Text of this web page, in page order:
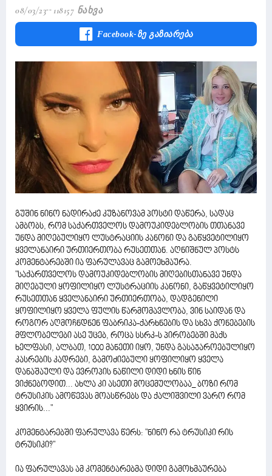
08/03/23 118157 Ნახვა
Facebook-Ზე Გაზიარება
გუშინ ნინო ნადირაძე კუზანოვამ პოსტი დაწერა, სადაც
ამბობს, რომ საქართველოს დამოუკიდებლობის თთანავე
უნდა მიღებულიყო ლუსტრაციის კანონი და გაწყვეტილიყო
ყველანაირი ურთიერთობა რუსეთთან. აღნიშნულ პოსტს
კომენტარებში ია ფარულავაც გამოეხმაურა.
"საქართველოს დამოუკიდებლობის მიღებისთანავე უნდა
მიღებული ყოფილიყო ლუსტრაციის კანონი, გაწყვეტილიყო
რუსეთთან ყველანაირი ურთიერთობა, დადგენილი
ყოფილიყო ყველა ფულის წარმომავლობა, ვინ საიდან და
როგორ აღმოჩნდნენ ფაბრიკა-ქარხნების და სხვა ქონებების
მფლობელები ასე უცებ, როცა სსრკ-ს პირობებში მაქს
ხელფასი, ალბათ, 1000 მანეთი იყო, უნდა გასაჯაროებულიყო
კასრების კადრები, გამოძიებული ყოფილიყო ყველა
დანაშაული და ევროპის ნაწილი დიდი ხნის წინ
ვიქნებოდით... ახლა კი ასეთი მოცემულობაა_ ბოზი რომ
ტრუსიკის ამოწევას მოასწრებს და ქალიშვილი ვარო რომ
ყვირის..."
კომენტარებში ფარულავა წერს: "ნინო რა ტრუსიკი რის
ტრუსიკი?"
ია ფარულავას ამ კომენტარებმა დიდი გამოხმაურება